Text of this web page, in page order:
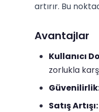
artırır. Bu
Avantajlar
Kullanıcı
zorlukla
Satış Artışı: